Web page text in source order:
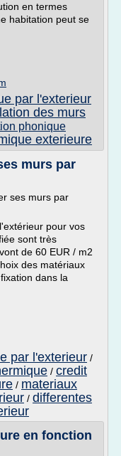
en termes
habitation peut se
par l'exterieur
des murs
phonique
exterieure
murs par
ses murs par
pour vos
sont très
de 60 EUR / m2
des matériaux
dans la
par l'exterieur /
/ credit
/ materiaux
/ differentes
en fonction